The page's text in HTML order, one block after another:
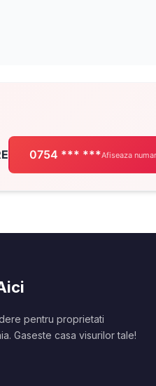
0754 *** ***Afiseaza
pentru proprietati
Gaseste casa visurilor tale!